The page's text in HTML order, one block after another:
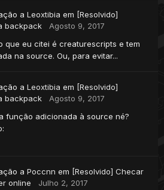
a Leoxtibia em [Resolvido]
backpack
Agosto 9, 2017
que eu citei é creaturescripts e tem
na source. Ou, para evitar...
a Leoxtibia em [Resolvido]
backpack
Agosto 9, 2017
função adicionada à source né?
a Poccnn em [Resolvido] Checar
online
Julho 2, 2017